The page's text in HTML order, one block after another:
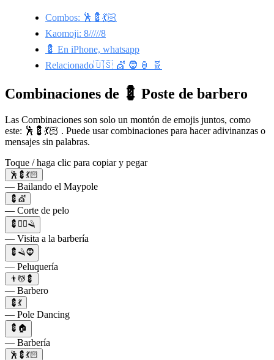
Combos: 🕺💈💃🏻
Kaomoji: 8/////8
💈 En iPhone, whatsapp
Relacionado🇺🇸 💇 🧔 🏮 🧬
Combinaciones de 💈 Poste de barbero
Las Combinaciones son solo un montón de emojis juntos, como
este: 🕺💈💃🏻 . Puede usar combinaciones para hacer adivinanzas o
mensajes sin palabras.
Toque / haga clic para copiar y pegar
🕺💈💃🏻
— Bailando el Maypole
💈💇
— Corte de pelo
💈🧔‍♂️🪒
— Visita a la barbería
💈🪒🧔
— Peluquería
👨💆💈
— Barbero
💈💃
— Pole Dancing
💈🏠
— Barbería
🕺💈💃🏻